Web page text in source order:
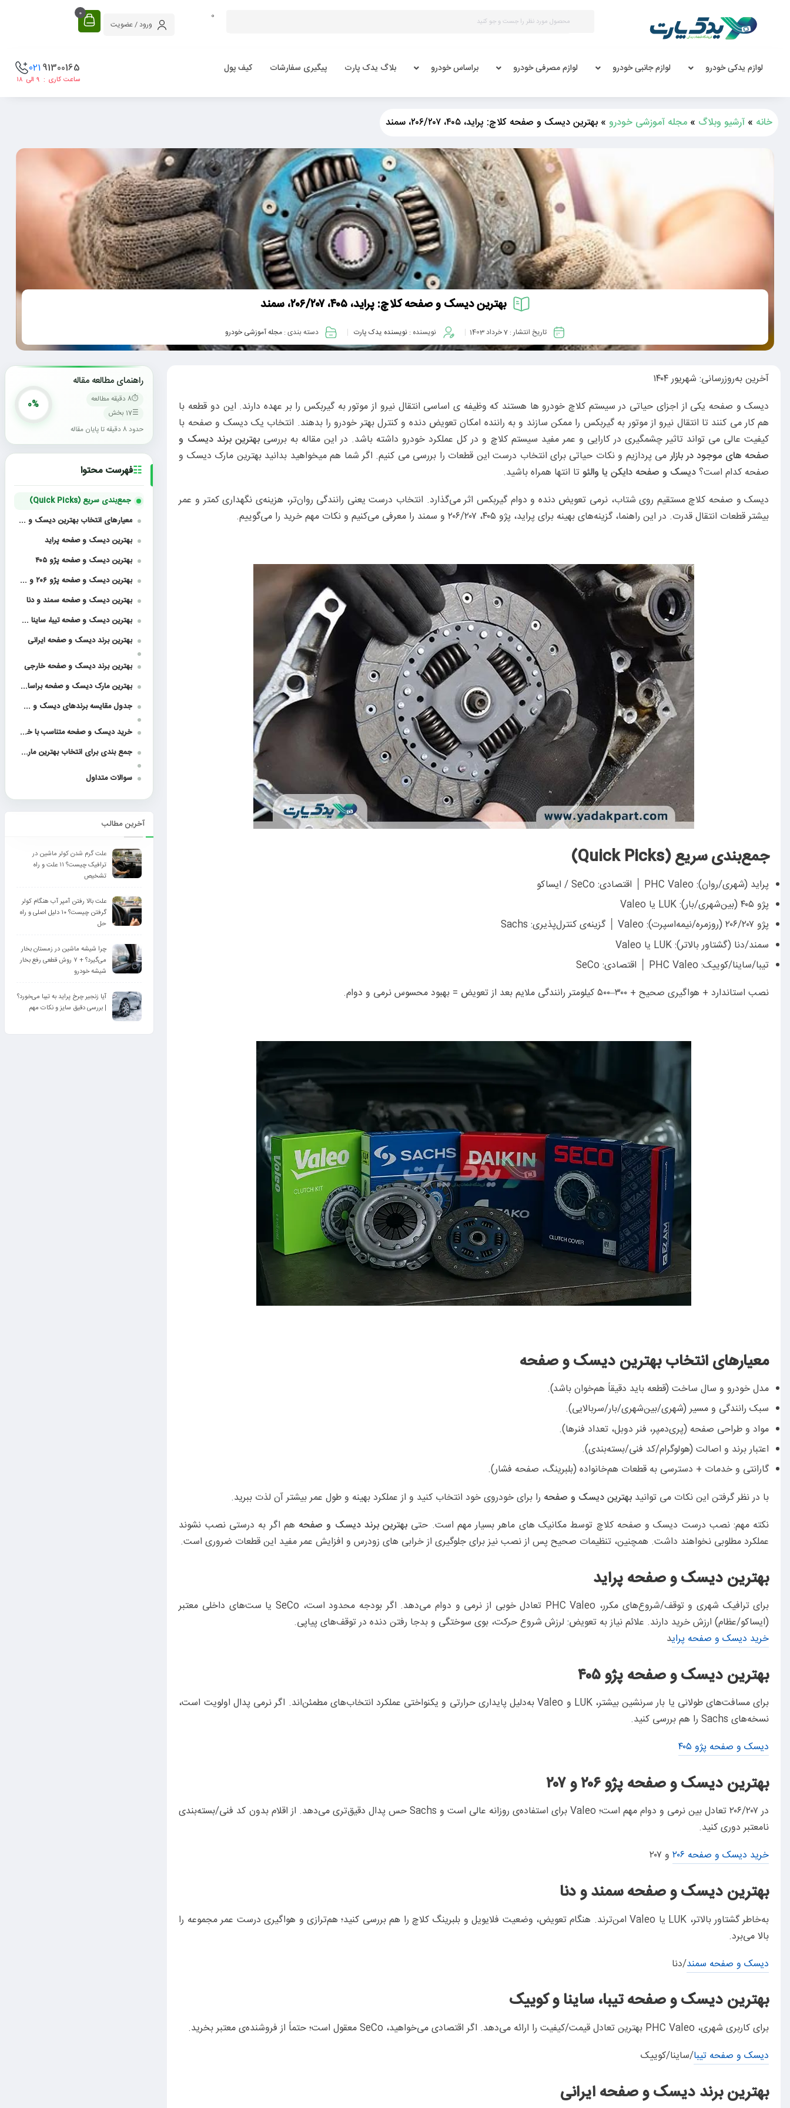
0
ورود / عضویت
0
لوازم یدکی خودرو لوازم جانبی خودرو لوازم مصرفی خودرو براساس خودرو بلاگ یدک پارت پیگیری سفارشات کیف پول 91300165
021
ساعت کاری : ۹ الی ۱۸
خانه » آرشیو وبلاگ » مجله آموزشی خودرو » بهترین دیسک و صفحه کلاچ: پراید، ۴۰۵، ۲۰۶/۲۰۷، سمند
بهترین دیسک و صفحه کلاچ: پراید، ۴۰۵، ۲۰۶/۲۰۷، سمند
تاریخ انتشار :7 خرداد 1403 نویسنده :نویسنده یدک پارت دسته بندی :مجله آموزشی خودرو
آخرین به‌روزرسانی: شهریور ۱۴۰۴
دیسک و صفحه یکی از اجزای حیاتی در سیستم کلاچ خودرو ها هستند که وظیفه‌ ی اساسی انتقال نیرو از موتور به گیربکس را بر عهده دارند. این دو قطعه با
هم کار می‌ کنند تا انتقال نیرو از موتور به گیربکس را ممکن سازند و به راننده امکان تعویض دنده و کنترل بهتر خودرو را بدهند. انتخاب یک دیسک و صفحه با
کیفیت عالی می‌ تواند تاثیر چشمگیری در کارایی و عمر مفید سیستم کلاچ و در کل عملکرد خودرو داشته باشد. در این مقاله به بررسیبهترین برند دیسک و
صفحه های موجود در بازارمی‌ پردازیم و نکات حیاتی برای انتخاب درست این قطعات را بررسی می‌ کنیم. اگر شما هم میخواهید بدانید بهترین مارک دیسک و
صفحه کدام است؟دیسک و صفحه دایکن یا والئوتا انتها همراه باشید.
دیسک و صفحه کلاچ مستقیم روی شتاب، نرمی تعویض دنده و دوام گیربکس اثر می‌گذارد. انتخاب درست یعنی رانندگی روان‌تر، هزینه‌ی نگهداری کمتر و عمر
بیشتر قطعات انتقال قدرت. در این راهنما، گزینه‌های بهینه برای پراید، پژو ۴۰۵، ۲۰۶/۲۰۷ و سمند را معرفی می‌کنیم و نکات مهم خرید را می‌گوییم.
جمع‌بندی سریع (Quick Picks)
پراید (شهری/روان): PHC Valeo │ اقتصادی: SeCo / ایساکو
پژو ۴۰۵ (بین‌شهری/بار): LUK یا Valeo
پژو ۲۰۶/۲۰۷ (روزمره/نیمه‌اسپرت): Valeo │ گزینه‌ی کنترل‌پذیری: Sachs
سمند/دنا (گشتاور بالاتر): LUK یا Valeo
تیبا/ساینا/کوییک: PHC Valeo │ اقتصادی: SeCo
نصب استاندارد + هواگیری صحیح + ۳۰۰–۵۰۰ کیلومتر رانندگی ملایم بعد از تعویض = بهبود محسوس نرمی و دوام.
معیارهای انتخاب بهترین دیسک و صفحه
مدل خودرو و سال ساخت (قطعه باید دقیقاً هم‌خوان باشد).
سبک رانندگی و مسیر (شهری/بین‌شهری/بار/سربالایی).
مواد و طراحی صفحه (پری‌دمپر، فنر دوبل، تعداد فنرها).
اعتبار برند و اصالت (هولوگرام/کد فنی/بسته‌بندی).
گارانتی و خدمات + دسترسی به قطعات هم‌خانواده (بلبرینگ، صفحه فشار).
با در نظر گرفتن این نکات می‌ توانید بهترین دیسک و صفحه را برای خودروی خود انتخاب کنید و از عملکرد بهینه و طول عمر بیشتر آن لذت ببرید.
نکته مهم: نصب درست دیسک و صفحه کلاچ توسط مکانیک های ماهر بسیار مهم است. حتی بهترین برند دیسک و صفحه هم اگر به درستی نصب نشوند
عملکرد مطلوبی نخواهند داشت. همچنین، تنظیمات صحیح پس از نصب نیز برای جلوگیری از خرابی‌ های زودرس و افزایش عمر مفید این قطعات ضروری است.
بهترین دیسک و صفحه پراید
برای ترافیک شهری و توقف/شروع‌های مکرر، PHC Valeo تعادل خوبی از نرمی و دوام می‌دهد. اگر بودجه محدود است، SeCo یا ست‌های داخلی معتبر
(ایساکو/عظام) ارزش خرید دارند. علائم نیاز به تعویض: لرزش شروع حرکت، بوی سوختگی و بدجا رفتن دنده در توقف‌های پیاپی.
خرید دیسک و صفحه پراید
بهترین دیسک و صفحه پژو ۴۰۵
برای مسافت‌های طولانی یا بار سرنشین بیشتر، LUK و Valeo به‌دلیل پایداری حرارتی و یکنواختی عملکرد انتخاب‌های مطمئن‌اند. اگر نرمی پدال اولویت است،
نسخه‌های Sachs را هم بررسی کنید.
دیسک و صفحه پژو ۴۰۵
بهترین دیسک و صفحه پژو ۲۰۶ و ۲۰۷
در ۲۰۶/۲۰۷ تعادل بین نرمی و دوام مهم است؛ Valeo برای استفاده‌ی روزانه عالی است و Sachs حس پدال دقیق‌تری می‌دهد. از اقلام بدون کد فنی/بسته‌بندی
نامعتبر دوری کنید.
خرید دیسک و صفحه ۲۰۶
و ۲۰۷
بهترین دیسک و صفحه سمند و دنا
به‌خاطر گشتاور بالاتر، LUK یا Valeo امن‌ترند. هنگام تعویض، وضعیت فلایویل و بلبرینگ کلاچ را هم بررسی کنید؛ هم‌ترازی و هواگیری درست عمر مجموعه را
بالا می‌برد.
دیسک و صفحه سمند/دنا
بهترین دیسک و صفحه تیبا، ساینا و کوییک
برای کاربری شهری، PHC Valeo بهترین تعادل قیمت/کیفیت را ارائه می‌دهد. اگر اقتصادی می‌خواهید، SeCo معقول است؛ حتماً از فروشنده‌ی معتبر بخرید.
دیسک و صفحه تیبا/ساینا/کوییک
بهترین برند دیسک و صفحه ایرانی
راهنمای مطالعه مقاله
8 دقیقه مطالعه
17 بخش
حدود 8 دقیقه تا پایان مقاله
0%
فهرست محتوا
جمع‌بندی سریع (Quick Picks)
معیارهای انتخاب بهترین دیسک و صفحه
بهترین دیسک و صفحه پراید
بهترین دیسک و صفحه پژو ۴۰۵
بهترین دیسک و صفحه پژو ۲۰۶ و ۲۰۷
بهترین دیسک و صفحه سمند و دنا
بهترین دیسک و صفحه تیبا، ساینا و کوییک
بهترین برند دیسک و صفحه ایرانی
بهترین برند دیسک و صفحه خارجی
بهترین مارک دیسک و صفحه براساس مشخصات فنی مهم
جدول مقایسه برندهای دیسک و صفحه
خرید دیسک و صفحه متناسب با خودروی شما
جمع بندی برای انتخاب بهترین مارک دیسک و صفحه
سوالات متداول
آخرین مطالب
علت گرم شدن کولر ماشین در
ترافیک چیست؟ ۱۱ علت و راه
تشخیص
علت بالا رفتن آمپر آب هنگام کولر
گرفتن چیست؟ ۱۰ دلیل اصلی و راه‌
حل
چرا شیشه ماشین در زمستان بخار
می‌گیرد؟ + ۷ روش قطعی رفع بخار
شیشه خودرو
آیا زنجیر چرخ پراید به تیبا می‌خورد؟
| بررسی دقیق سایز و نکات مهم